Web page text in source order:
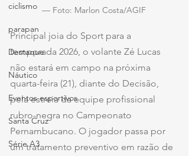
ciclismo
parapan
Destaque
Náutico
Eventos esportivos
Santa Cruz
Série A3
— Foto: Marlon Costa/AGIF
Principal joia do Sport para a
temporada 2026, o volante Zé Lucas
não estará em campo na próxima
quarta-feira (21), diante do Decisão,
pela estreia da equipe profissional
rubro-negra no Campeonato
Pernambucano. O jogador passa por
um tratamento preventivo em razão de